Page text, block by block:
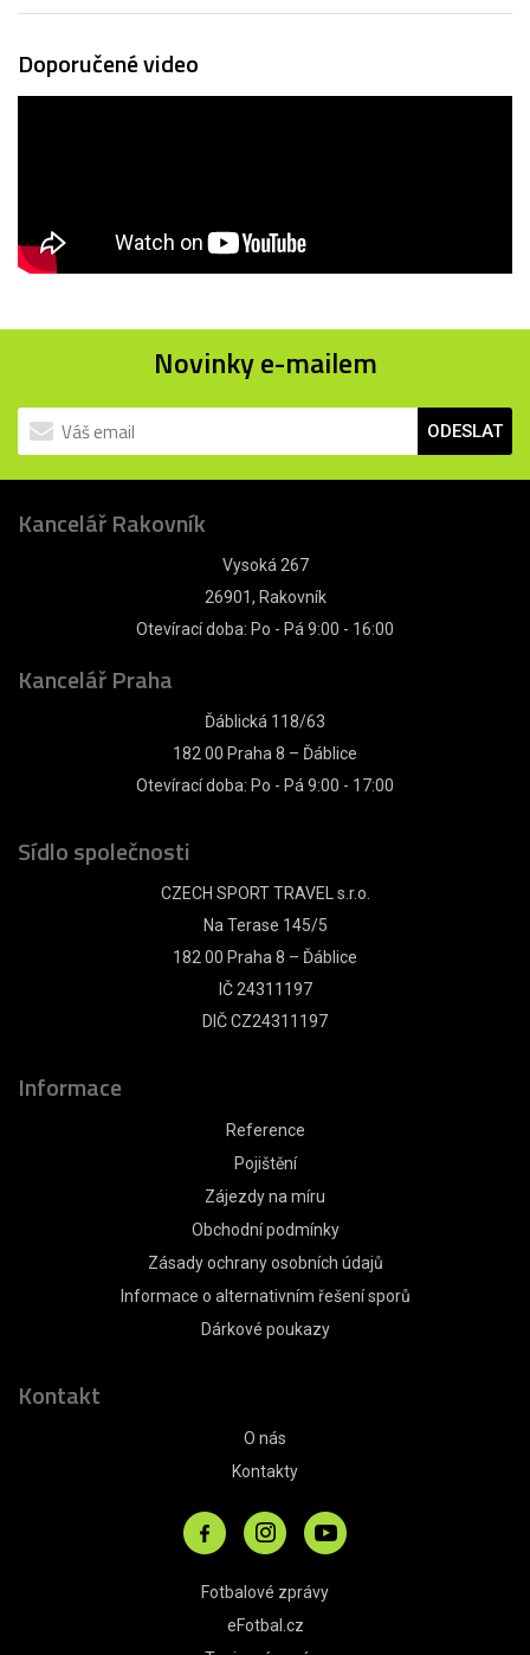
Doporučené video
Novinky e-mailem
ODESLAT
Kancelář Rakovník
Vysoká 267
26901, Rakovník
Otevírací doba: Po - Pá 9:00 - 16:00
Kancelář Praha
Ďáblická 118/63
182 00 Praha 8 – Ďáblice
Otevírací doba: Po - Pá 9:00 - 17:00
Sídlo společnosti
CZECH SPORT TRAVEL s.r.o.
Na Terase 145/5
182 00 Praha 8 – Ďáblice
IČ 24311197
DIČ CZ24311197
Informace
Reference
Pojištění
Zájezdy na míru
Obchodní podmínky
Zásady ochrany osobních údajů
Informace o alternativním řešení sporů
Dárkové poukazy
Kontakt
O nás
Kontakty
Fotbalové zprávy
eFotbal.cz